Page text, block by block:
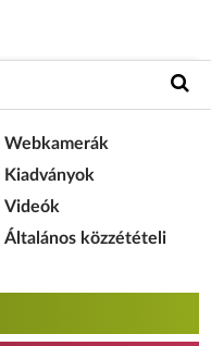
Webkamerák
Kiadványok
Videók
Általános közzétételi